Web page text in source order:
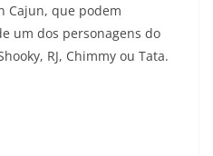
Cajun, que podem
um dos personagens do
RJ, Chimmy ou Tata.